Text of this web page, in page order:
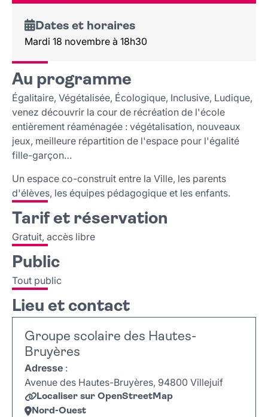
Dates et horaires
Mardi 18 novembre à 18h30
Au programme
Égalitaire, Végétalisée, Écologique, Inclusive, Ludique,
venez découvrir la cour de récréation de l'école
entièrement réaménagée : végétalisation, nouveaux
jeux, meilleure répartition de l'espace pour l'égalité
fille-garçon…
Un espace co-construit entre la Ville, les parents
d'élèves, les équipes pédagogique et les enfants.
Tarif et réservation
Gratuit, accès libre
Public
Tout public
Lieu et contact
Groupe scolaire des Hautes-
Bruyères
Adresse :
Avenue des Hautes-Bruyères, 94800 Villejuif
Localiser sur OpenStreetMap
Nord-Ouest